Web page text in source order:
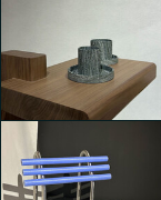
Galerie Zippenfenig
presenta Vienna Vibes
Isabella Erika
Schmalzbauer